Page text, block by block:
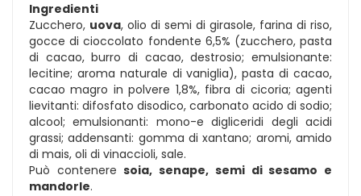
Ingredienti
Zucchero, uova, olio di semi di girasole, farina di riso,
gocce di cioccolato fondente 6,5% (zucchero, pasta
di cacao, burro di cacao, destrosio; emulsionante:
lecitine; aroma naturale di vaniglia), pasta di cacao,
cacao magro in polvere 1,8%, fibra di cicoria; agenti
lievitanti: difosfato disodico, carbonato acido di sodio;
alcool; emulsionanti: mono-e digliceridi degli acidi
grassi; addensanti: gomma di xantano; aromi, amido
di mais, oli di vinaccioli, sale.
Può conteneresoia, senape, semi di sesamo e
mandorle.